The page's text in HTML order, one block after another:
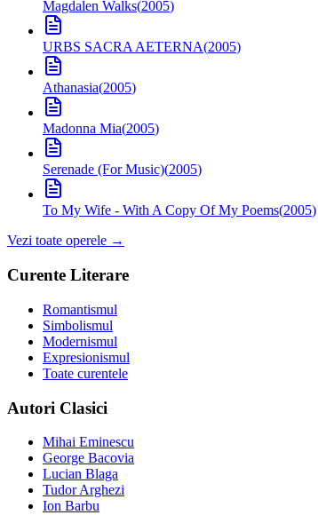
Magdalen Walks(2005)
URBS SACRA AETERNA(2005)
Athanasia(2005)
Madonna Mia(2005)
Serenade (For Music)(2005)
To My Wife - With A Copy Of My Poems(2005)
Vezi toate operele →
Curente Literare
Romantismul
Simbolismul
Modernismul
Expresionismul
Toate curentele
Autori Clasici
Mihai Eminescu
George Bacovia
Lucian Blaga
Tudor Arghezi
Ion Barbu